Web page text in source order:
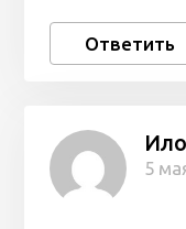
Ответить
5